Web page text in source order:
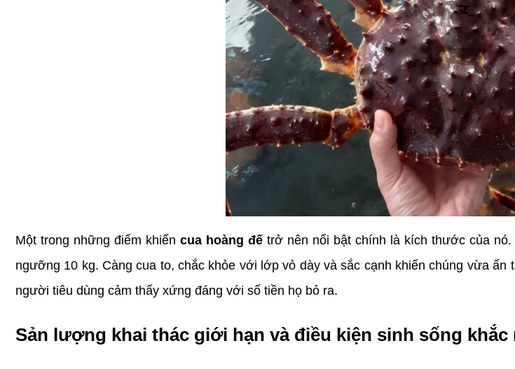
Một trong những điểm khiến cua hoàng đế trở nên nổi bật chính là kích thước của
ngưỡng 10 kg. Càng cua to, chắc khỏe với lớp vỏ dày và sắc cạnh khiến chúng vừa
người tiêu dùng cảm thấy xứng đáng với số tiền họ bỏ ra.
Sản lượng khai thác giới hạn và điều kiện sinh sống khắc